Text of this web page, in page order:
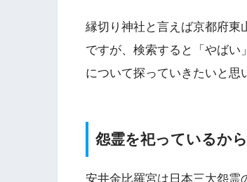
縁切り神社と言えば京都府東
ですが、検索すると「やばい
について探っていきたいと思
怨霊を祀っているから
安井金比羅宮は日本三大怨霊